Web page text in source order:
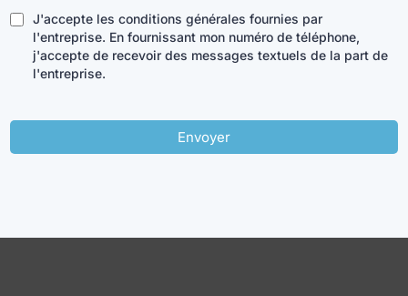
J'accepte les conditions générales fournies par
l'entreprise. En fournissant mon numéro de téléphone,
j'accepte de recevoir des messages textuels de la part de
l'entreprise.
Envoyer